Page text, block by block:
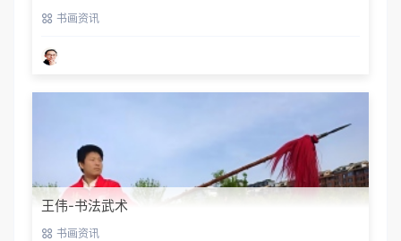
书画资讯
王伟-书法武术
书画资讯